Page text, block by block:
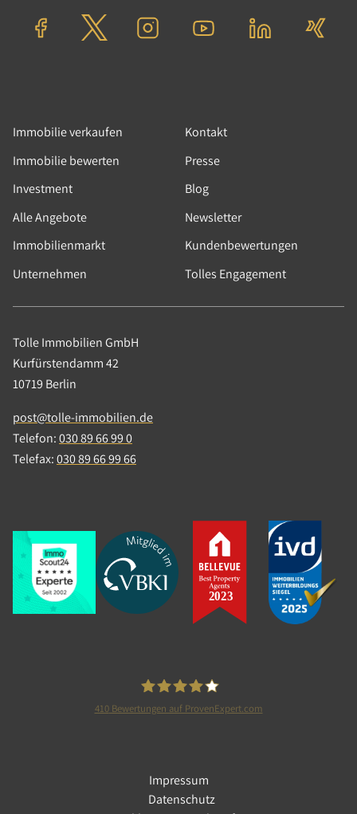
Immobilie verkaufen
Immobilie bewerten
Investment
Alle Angebote
Immobilienmarkt
Unternehmen
Kontakt
Presse
Blog
Newsletter
Kundenbewertungen
Tolles Engagement
Tolle Immobilien GmbH
Kurfürstendamm 42
10719 Berlin
post@tolle-immobilien.de
Telefon:030 89 66 99 0
Telefax:030 89 66 99 66
410Bewertungen auf ProvenExpert.com
Impressum
Datenschutz